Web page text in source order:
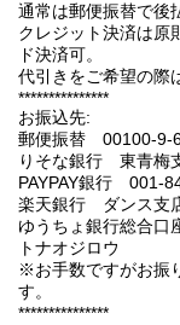
通常は郵便振替で後
クレジット決済は原
ド決済可。
代引きをご希望の際
***************
お振込先:
郵便振替 00100-9-
りそな銀行 東青梅
PAYPAY銀行 001-
楽天銀行 ダンス
ゆうちょ銀行総合
トナオジロウ
※お手数ですがお振
す。
***************